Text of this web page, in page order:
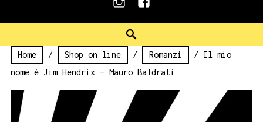
instagramfacebook
Home / Shop on line / Romanzi
/ Il mio
nome è Jim Hendrix – Mauro Baldrati